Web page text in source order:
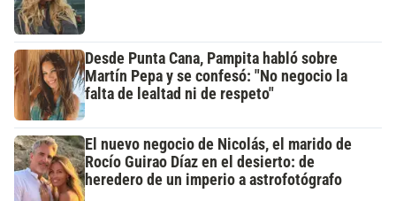
Desde Punta Cana, Pampita habló sobre
Martín Pepa y se confesó: "No negocio la
falta de lealtad ni de respeto"
El nuevo negocio de Nicolás, el marido de
Rocío Guirao Díaz en el desierto: de
heredero de un imperio a astrofotógrafo